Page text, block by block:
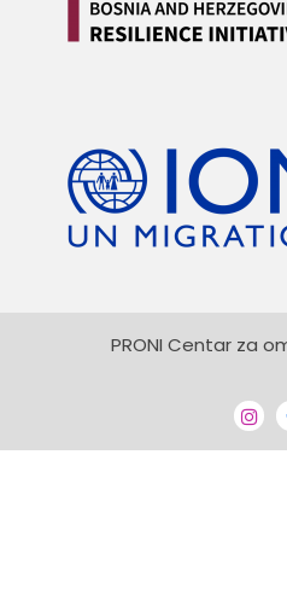
PRONI Centar za